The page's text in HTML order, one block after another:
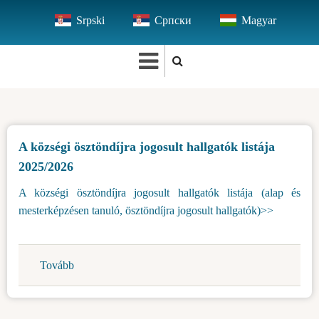
tartalomra
Srpski Српски Magyar
A községi ösztöndíjra jogosult hallgatók listája
2025/2026
A községi ösztöndíjra jogosult hallgatók listája (alap és
mesterképzésen tanuló, ösztöndíjra jogosult hallgatók)>>
Tovább
községi
ösztöndíjra